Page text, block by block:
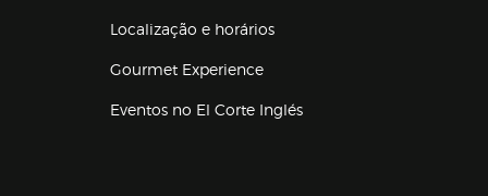
Localização e horários
Gourmet Experience
Eventos no El Corte Inglés